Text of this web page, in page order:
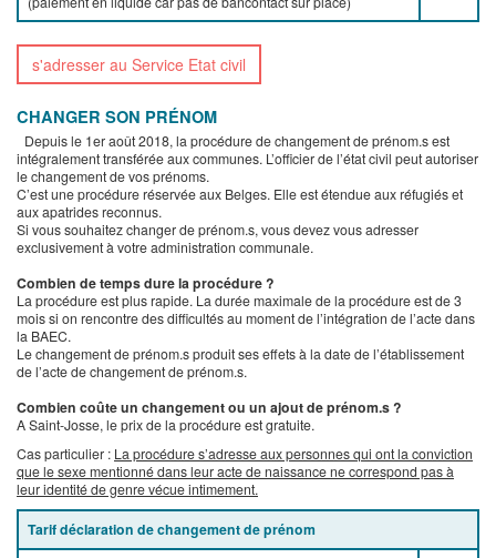
s'adresser au Service Etat civil
CHANGER SON PRÉNOM
Depuis le 1er août 2018, la procédure de changement de prénom.s est
intégralement transférée aux communes. L’officier de l’état civil peut autoriser
le changement de vos prénoms.
C’est une procédure réservée aux Belges. Elle est étendue aux réfugiés et
aux apatrides reconnus.
Si vous souhaitez changer de prénom.s, vous devez vous adresser
exclusivement à votre administration communale.
Combien de temps dure la procédure ?
La procédure est plus rapide. La durée maximale de la procédure est de 3
mois si on rencontre des difficultés au moment de l’intégration de l’acte dans
la BAEC.
Le changement de prénom.s produit ses effets à la date de l’établissement
de l’acte de changement de prénom.s.
Combien coûte un changement ou un ajout de prénom.s ?
A Saint-Josse, le prix de la procédure est gratuite.
Cas particulier : La procédure s’adresse aux personnes qui ont la conviction
que le sexe mentionné dans leur acte de naissance ne correspond pas à
leur identité de genre vécue intimement.
Tarif déclaration de changement de prénom